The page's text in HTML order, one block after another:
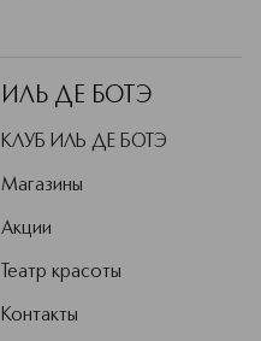
ИЛЬ ДЕ БОТЭ
КЛУБ ИЛЬ ДЕ БОТЭ
Магазины
Акции
Театр красоты
Контакты